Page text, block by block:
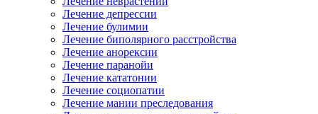
Лечение депрессии
Лечение булимии
Лечение биполярного расстройства
Лечение анорексии
Лечение паранойи
Лечение кататонии
Лечение социопатии
Лечение мании преследования